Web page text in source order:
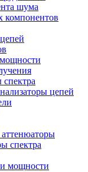
шума
компонентов
цепей
спектра
мощности